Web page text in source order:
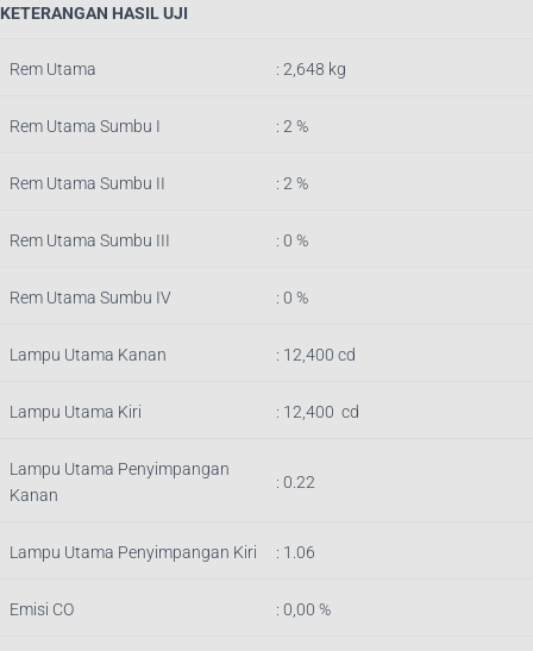
KETERANGAN HASIL UJI
Rem Utama : 2,648 kg
Rem Utama Sumbu I : 2 %
Rem Utama Sumbu II : 2 %
Rem Utama Sumbu III : 0 %
Rem Utama Sumbu IV : 0 %
Lampu Utama Kanan : 12,400 cd
Lampu Utama Kiri : 12,400 cd
Lampu Utama Penyimpangan
Kanan
: 0.22
Lampu Utama Penyimpangan Kiri : 1.06
Emisi CO : 0,00 %